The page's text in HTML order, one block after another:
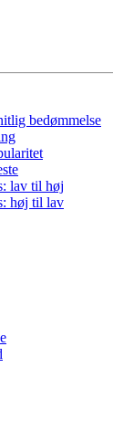
bedømmelse
lav til høj
høj til lav